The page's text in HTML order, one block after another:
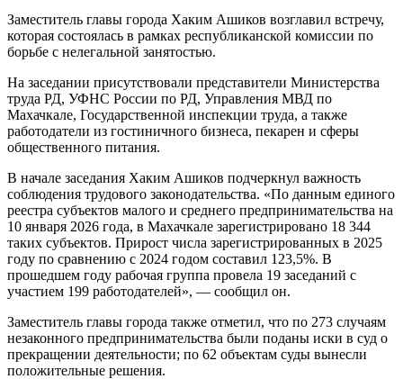
Заместитель главы города Хаким Ашиков возглавил встречу,
которая состоялась в рамках республиканской комиссии по
борьбе с нелегальной занятостью.
На заседании присутствовали представители Министерства
труда РД, УФНС России по РД, Управления МВД по
Махачкале, Государственной инспекции труда, а также
работодатели из гостиничного бизнеса, пекарен и сферы
общественного питания.
В начале заседания Хаким Ашиков подчеркнул важность
соблюдения трудового законодательства. «По данным единого
реестра субъектов малого и среднего предпринимательства на
10 января 2026 года, в Махачкале зарегистрировано 18 344
таких субъектов. Прирост числа зарегистрированных в 2025
году по сравнению с 2024 годом составил 123,5%. В
прошедшем году рабочая группа провела 19 заседаний с
участием 199 работодателей», — сообщил он.
Заместитель главы города также отметил, что по 273 случаям
незаконного предпринимательства были поданы иски в суд о
прекращении деятельности; по 62 объектам суды вынесли
положительные решения.